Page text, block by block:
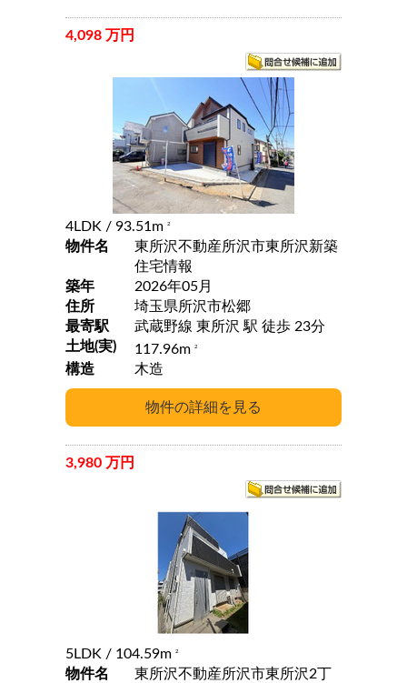
4,098 万円
4LDK / 93.51m 2
物件名
東所沢不動産所沢市東所沢新築
住宅情報
築年
2026年05月
住所
埼玉県所沢市松郷
最寄駅
武蔵野線 東所沢 駅 徒歩 23分
土地(実)
117.96m 2
構造 木造
3,980 万円
5LDK / 104.59m 2
物件名
東所沢不動産所沢市東所沢2丁